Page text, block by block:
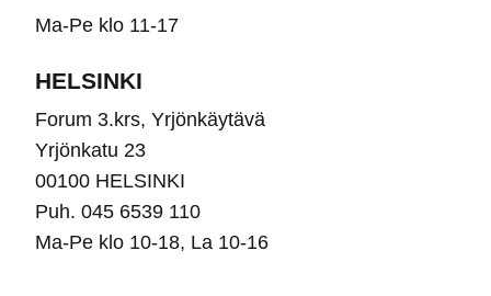
Ma-Pe klo 11-17
HELSINKI
Forum 3.krs, Yrjönkäytävä
Yrjönkatu 23
00100 HELSINKI
Puh. 045 6539 110
Ma-Pe klo 10-18, La 10-16